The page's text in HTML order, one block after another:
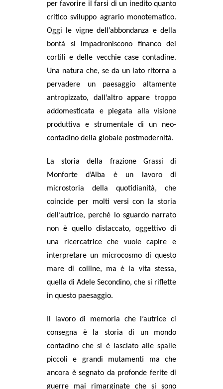
per favorire il farsi di un inedito quanto
critico sviluppo agrario monotematico.
Oggi le vigne dell’abbondanza e della
bontà si impadroniscono financo dei
cortili e delle vecchie case contadine.
Una natura che, se da un lato ritorna a
pervadere un paesaggio altamente
antropizzato, dall’altro appare troppo
addomesticata e piegata alla visione
produttiva e strumentale di un neo-
contadino della globale postmodernità.
La storia della frazione Grassi di
Monforte d’Alba è un lavoro di
microstoria della quotidianità, che
coincide per molti versi con la storia
dell’autrice, perché lo sguardo narrato
non è quello distaccato, oggettivo di
una ricercatrice che vuole capire e
interpretare un microcosmo di questo
mare di colline, ma è la vita stessa,
quella di Adele Secondino, che si riflette
in questo paesaggio.
Il lavoro di memoria che l’autrice ci
consegna è la storia di un mondo
contadino che si è lasciato alle spalle
piccoli e grandi mutamenti ma che
ancora è segnato da profonde ferite di
guerre mai rimarginate che si sono